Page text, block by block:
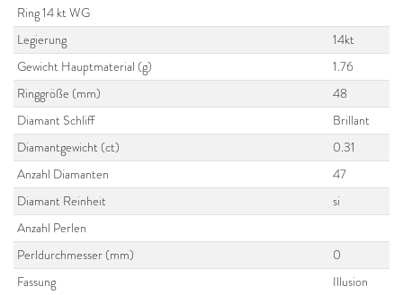
Ring 14 kt WG
Legierung
14kt
Gewicht Hauptmaterial (g)
1.76
Ringgröße (mm)
48
Diamant Schliff
Brillant
Diamantgewicht (ct)
0.31
Anzahl Diamanten
47
Diamant Reinheit
si
Anzahl Perlen
Perldurchmesser (mm)
0
Fassung
Illusion